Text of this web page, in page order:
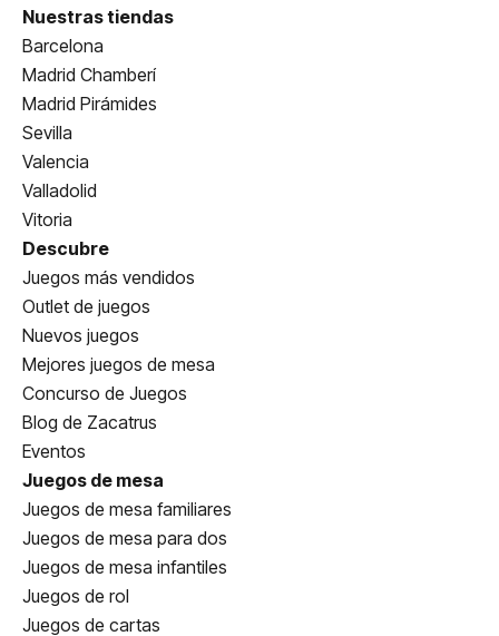
Nuestras tiendas
Barcelona
Madrid Chamberí
Madrid Pirámides
Sevilla
Valencia
Valladolid
Vitoria
Descubre
Juegos más vendidos
Outlet de juegos
Nuevos juegos
Mejores juegos de mesa
Concurso de Juegos
Blog de Zacatrus
Eventos
Juegos de mesa
Juegos de mesa familiares
Juegos de mesa para dos
Juegos de mesa infantiles
Juegos de rol
Juegos de cartas